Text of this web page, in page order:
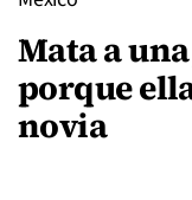
Mata a
porque
novia